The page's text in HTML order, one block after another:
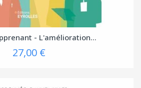
- L'amélioration...
27,00 €